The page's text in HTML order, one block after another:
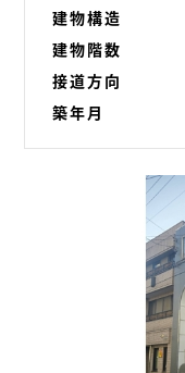
建物構造
建物階数
接道方向
築年月